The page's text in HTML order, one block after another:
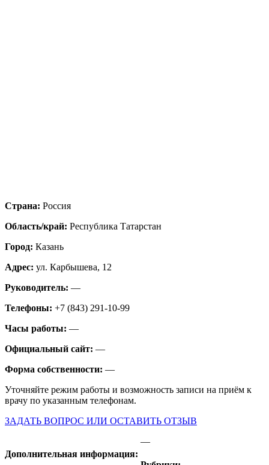
Страна: Россия
Область/край: Республика Татарстан
Город: Казань
Адрес: ул. Карбышева, 12
Руководитель: —
Телефоны: +7 (843) 291-10-99
Часы работы: —
Официальный сайт: —
Форма собственности: —
Уточняйте режим работы и возможность записи на приём к
врачу по указанным телефонам.
ЗАДАТЬ ВОПРОС ИЛИ ОСТАВИТЬ ОТЗЫВ
Дополнительная информация:
—